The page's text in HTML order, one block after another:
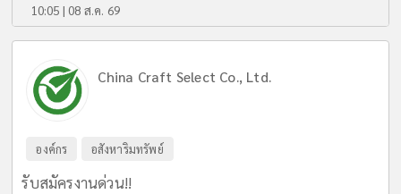
10:05 | 08 ส.ค. 69
China Craft Select Co., Ltd.
องค์กร อสังหาริมทรัพย์
รับสมัครงานด่วน!!